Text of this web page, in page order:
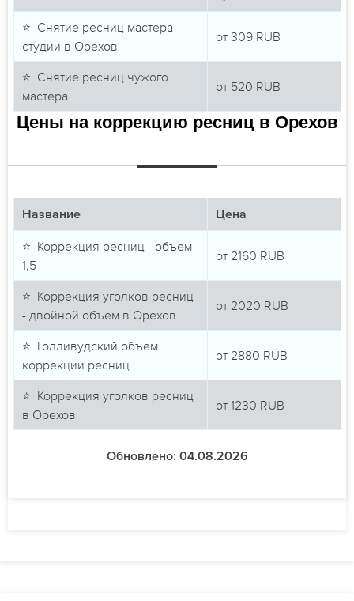
⭐ Снятие ресниц мастера
студии в Орехов
от 309 RUB
⭐ Снятие ресниц чужого
мастера
от 520 RUB
Цены на коррекцию ресниц в Орехов
Название Цена
⭐ Коррекция ресниц - объем
1,5
от 2160 RUB
⭐ Коррекция уголков ресниц
- двойной объем в Орехов
от 2020 RUB
⭐ Голливудский объем
коррекции ресниц
от 2880 RUB
⭐ Коррекция уголков ресниц
в Орехов
от 1230 RUB
Обновлено: 04.08.2026